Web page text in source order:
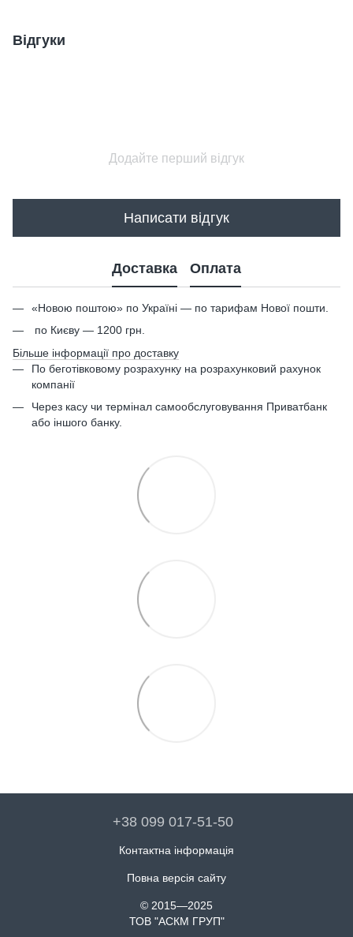
Відгуки
Додайте перший відгук
Написати відгук
Доставка Оплата
«Новою поштою» по Україні — по тарифам Нової пошти.
по Києву — 1200 грн.
Більше інформації про доставку
По беготівковому розрахунку на розрахунковий рахунок
компанії
Через касу чи термінал самообслуговування Приватбанк
або іншого банку.
+38 099 017-51-50
Контактна інформація
Повна версія сайту
© 2015—2025
ТОВ "АСКМ ГРУП"